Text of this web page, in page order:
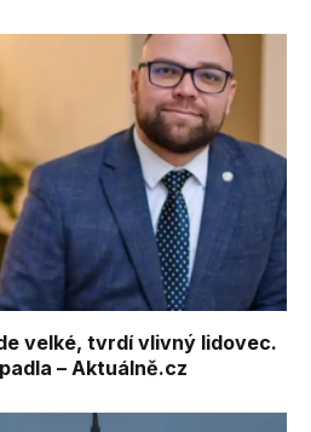
velké, tvrdí vlivný lidovec.
– Aktuálně.cz